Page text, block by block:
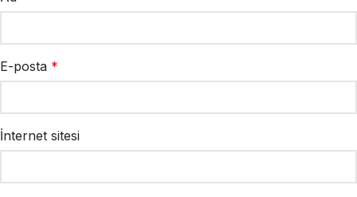
E-posta *
İnternet sitesi